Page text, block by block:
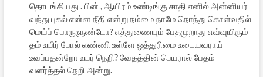
தொடங்கியது . பின் , ஆயிரம் உண்டிங்கு சாதி எனில் அன்னியர்
வந்து புகல் என்ன நீதி என்று நம்மை நாமே நொந்து கொள்வதில்
மெய்ப் பொருளுண்டோ? எத்துணையும் பேதமுறாது எவ்வுயிரும்
தம் உயிர் போல் எண்ணி உள்ளே ஒத்துரிமை உடையவராய்
உவப்பதன்றோ உயர் நெறி? வேதத்தின் பெயரால் பேதம்
வளர்த்தல் நெறி அன்று.